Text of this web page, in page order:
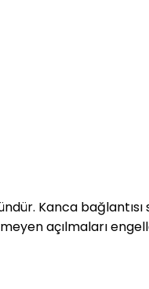
Kanca bağlantısı
açılmaları